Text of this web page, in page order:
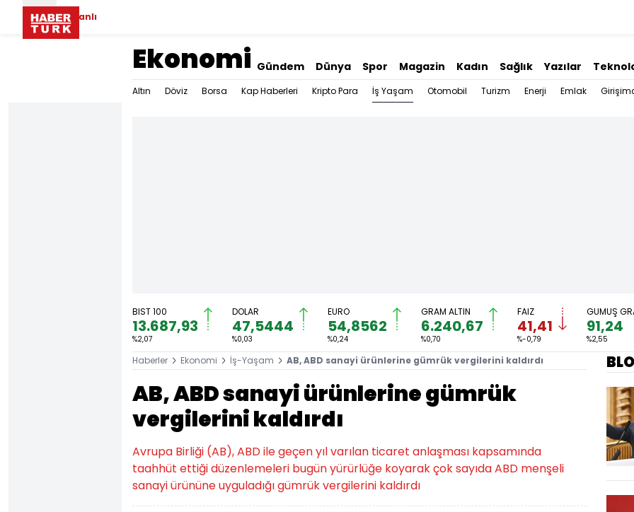
Canlı
Ekonomi Gündem Dünya Spor Magazin Kadın Sağlık Yazılar
Altın Döviz Borsa Kap Haberleri Kripto Para İş Yaşam Otomobil Turizm Enerji Emlak
BIST 100
13.687,93
%2,07
DOLAR
47,5444
%0,03
EURO
54,8562
%0,24
GRAM ALTIN
6.240,67
%0,70
FAİZ
41,41
%-0,79
GÜMÜŞ
91,24
%2,55
Haberler Ekonomi İş-Yaşam AB, ABD sanayi ürünlerine gümrük vergilerini kaldırdı
AB, ABD sanayi ürünlerine gümrük
vergilerini kaldırdı
Avrupa Birliği (AB), ABD ile geçen yıl varılan ticaret anlaşması kapsamında
taahhüt ettiği düzenlemeleri bugün yürürlüğe koyarak çok sayıda ABD menşeli
sanayi ürününe uyguladığı gümrük vergilerini kaldırdı